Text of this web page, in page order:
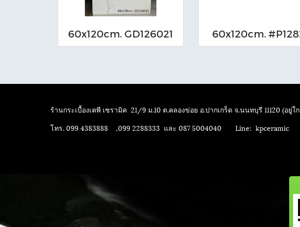
60x120cm. GD126021 60x120cm.
ร้านกระเบื้องเคพี เซรามิค 21/9 ม.10 ต.คลองข่อย อ.ปากเกร็ด จ.นนทบุรี 11120 (อ
โทร. 099 4383888 ,099 2288333 และ 087 5004040 Line: kpceramic